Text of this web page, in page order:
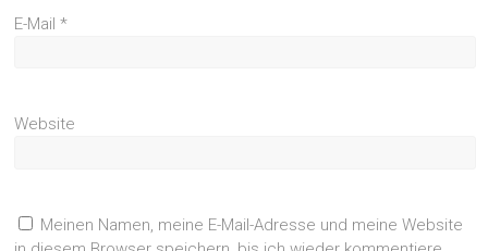
E-Mail*
Website
Meinen Namen, meine E-Mail-Adresse und meine Website